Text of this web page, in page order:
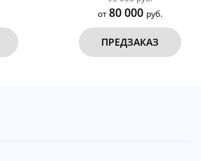
от80 000 руб.
ПРЕДЗАКАЗ